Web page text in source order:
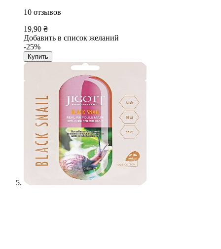
10 отзывов
19,90 ₴
Добавить в список желаний
-25%
Купить